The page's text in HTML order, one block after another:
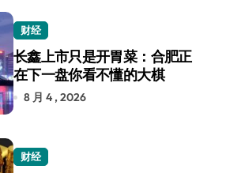
财经
长鑫上市只是开胃菜：合肥正
在下一盘你看不懂的大棋
8 月 4 , 2026
财经